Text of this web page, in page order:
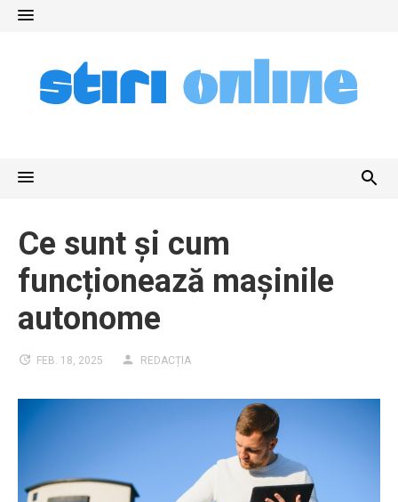
Skip
Ce sunt și cum
funcționează mașinile
autonome
FEB. 18, 2025 REDACȚIA